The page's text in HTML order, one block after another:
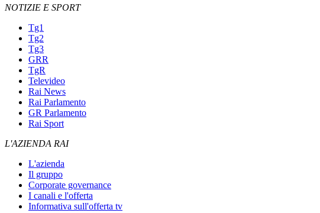
NOTIZIE E SPORT
Tg1
Tg2
Tg3
GRR
TgR
Televideo
Rai News
Rai Parlamento
GR Parlamento
Rai Sport
L'AZIENDA RAI
L'azienda
Il gruppo
Corporate governance
I canali e l'offerta
Informativa sull'offerta tv